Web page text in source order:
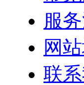
服
网
联